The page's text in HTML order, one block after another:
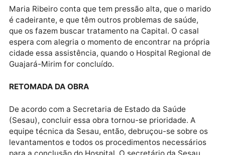
Maria comemora assistência mais perto de casa
A aposentada Maria Lenita Ribeiro, 69 anos, também
nasceu em Guajará-Mirim, e depois de tantas
observou com alegria a construção do sonho de ter
hospital regional para atender à população. ‘‘Analiso
isso é muito importante, pois por diversas vezes, a
nossa família teve que recorrer a Porto Velho para
receber assistência em saúde’’, ressaltou.
Maria Ribeiro conta que tem pressão alta, que o